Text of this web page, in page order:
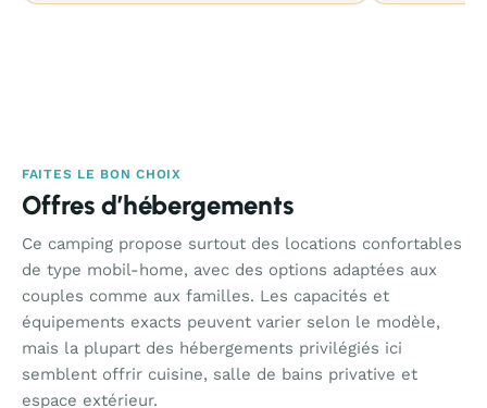
FAITES LE BON CHOIX
Offres d’hébergements
Ce camping propose surtout des locations confortables
de type mobil-home, avec des options adaptées aux
couples comme aux familles. Les capacités et
équipements exacts peuvent varier selon le modèle,
mais la plupart des hébergements privilégiés ici
semblent offrir cuisine, salle de bains privative et
espace extérieur.